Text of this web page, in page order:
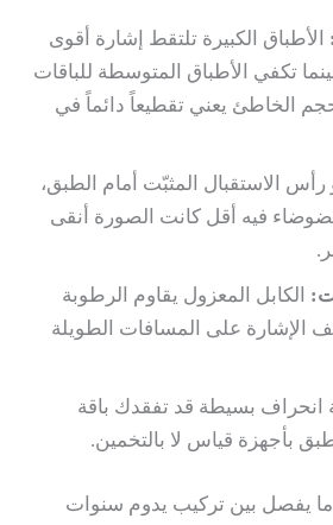
الأطباق الكبيرة تلتقط إشارة أقوى
تكفي الأطباق المتوسطة للباقات
الخاطئ يعني تقطيعاً دائماً في
رأس الاستقبال المثبّت أمام الطبق،
فيه أقل كانت الصورة أنقى
الكابل المعزول يقاوم الرطوبة
الإشارة على المسافات الطويلة
انحراف بسيطة قد تفقدك باقة
بأجهزة قياس لا بالتخمين.
ما يفصل بين تركيب يدوم سنوات